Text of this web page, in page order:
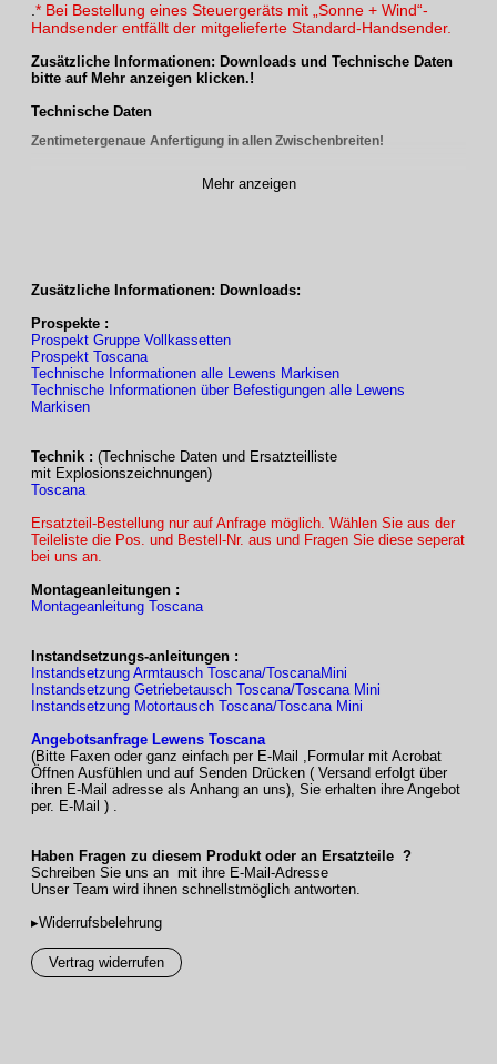
* Bei Bestellung eines Steuergeräts mit „Sonne + Wind“-
Handsender entfällt der mitgelieferte Standard-Handsender.
Zusätzliche Informationen: Downloads und Technische Daten
bitte auf Mehr anzeigen klicken.!
Technische Daten
Zentimetergenaue Anfertigung in allen Zwischenbreiten!
VOLLKASSETTE
(mögl. Armlängen)
TYP VOLLKASSETTE
Kurbelantrieb auf Wunsch möglich
(Minderpreis
Lieferumfang,
Befestigung
–inkl. Wandkonsolenfür Beton
B25 C20/25
an, ob es sich um eine Wand-
oder Deckenmontage handelt.
Wahl
– silber natur: E6 / EV1 Eloxal;
Detailelemente silber RAL 9006
– Sonder-RAL (Mehrpreis)
Markisentücher – aus unsererLEWENS-Kollektion
Volant – standardmäßigohneVolant
– Volant möglich (Mehrpreis)
Zertifizierung
Mehr anzeigen
Zusätzliche Informationen: Downloads:
Prospekte :
Prospekt Gruppe Vollkassetten
Prospekt Toscana
Technische Informationen alle Lewens Markisen
Technische Informationen über Befestigungen alle Lewens
Markisen
Technik : (Technische Daten und Ersatzteilliste
mit Explosionszeichnungen)
Toscana
Ersatzteil-Bestellung nur auf Anfrage möglich. Wählen Sie aus der
Teileliste die Pos. und Bestell-Nr. aus und Fragen Sie diese seperat
bei uns an.
Montageanleitungen :
Montageanleitung Toscana
Instandsetzungs-anleitungen :
Instandsetzung Armtausch Toscana/ToscanaMini
Instandsetzung Getriebetausch Toscana/Toscana Mini
Instandsetzung Motortausch Toscana/Toscana Mini
Angebotsanfrage Lewens Toscana
(Bitte Faxen oder ganz einfach per E-Mail ,Formular mit Acrobat
Öffnen Ausfühlen und auf Senden Drücken ( Versand erfolgt über
ihren E-Mail adresse als Anhang an uns), Sie erhalten ihre Angebot
per. E-Mail ) .
Haben Fragen zu diesem Produkt oder an Ersatzteile ?
Schreiben Sie uns an mit ihre E-Mail-Adresse
Unser Team wird ihnen schnellstmöglich antworten.
▸Widerrufsbelehrung
Vertrag widerrufen